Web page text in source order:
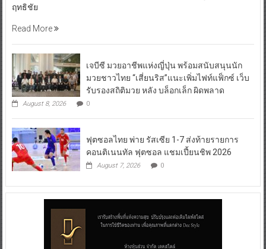
ฤทธิชัย
Read More
เจบีซี มวยอาชีพแห่งญี่ปุ่น พร้อมสนับสนุนนัก
มวยชาวไทย “เสี่ยนริส”แนะเพิ่มไฟท์แฟ็กซ์ เว็บ
รับรองสถิติมวย หลัง บล็อกเล็ก ผิดพลาด
August 8, 2026 0
ฟุตซอลไทย พ่าย รัสเซีย 1-7 ส่งท้ายรายการ
คอนติเนนทัล ฟุตซอล แชมเปี้ยนชิพ 2026
August 7, 2026 0